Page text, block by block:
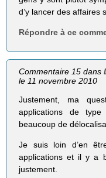
d’y lancer des affaires
Répondre à ce
Commentaire 15 dans
le 11 novembre 2010
Justement, ma
applications de
beaucoup de
Je suis loin d’en
applications et il y a
justement.